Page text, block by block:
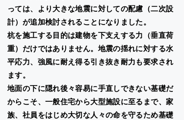
っては、より大きな地震に対しての配慮（二次設
計）が追加検討されることになりました。
杭を施工する目的は建物を下支えする力（垂直荷
重）だけではありません。地震の揺れに対する水
平応力、強風に耐え得る引き抜き耐力も要求され
ます。
地面の下に隠れ後々容易に手直しできない基礎だ
からこそ、一般住宅から大型施設に至るまで、家
族、社員をはじめ大切な人々の命を守るため基礎